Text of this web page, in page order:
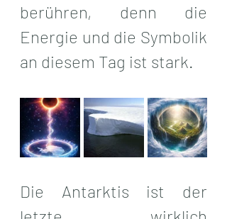
berühren, denn die
Energie und die Symbolik
an diesem Tag ist stark.
Die Antarktis ist der